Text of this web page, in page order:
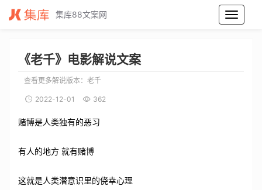
老千电影解说文案_老千电影解说词_老千电影解说稿
集库88文案网
《老千》电影解说文案
查看更多解说版本： 老千
2022-12-01 362
赌博是人类独有的恶习
有人的地方 就有赌博
这就是人类潜意识里的侥幸心理